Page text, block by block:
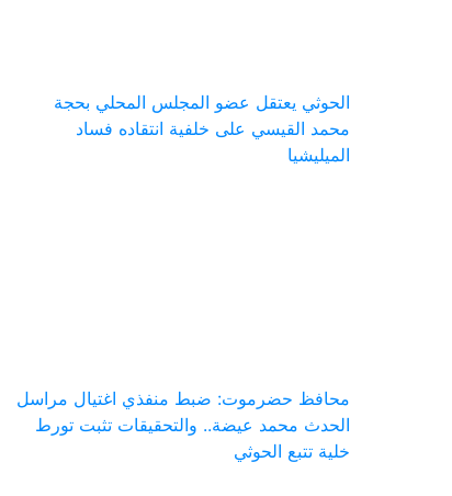
الحوثي يعتقل عضو المجلس المحلي بحجة
محمد القيسي على خلفية انتقاده فساد
الميليشيا
محافظ حضرموت: ضبط منفذي اغتيال مراسل
الحدث محمد عيضة.. والتحقيقات تثبت تورط
خلية تتبع الحوثي